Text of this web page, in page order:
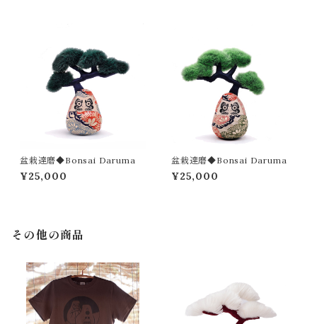
盆栽達磨◆Bonsai Daruma
¥25,000
盆栽達磨◆Bonsai Daruma
¥25,000
その他の商品